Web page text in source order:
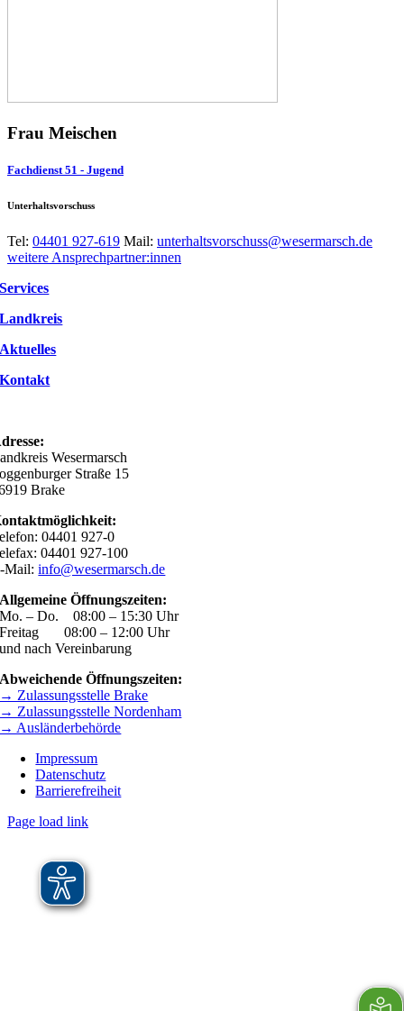
Frau Meischen
Fachdienst 51 - Jugend
Unterhaltsvorschuss
Tel: 04401 927-619 Mail: unterhaltsvorschuss@wesermarsch.de
weitere Ansprechpartner:innen
Services
Landkreis
Aktuelles
Kontakt
Wesermarsch
Straße 15
Brake
04401 927-0
04401 927-100
Mail:info@wesermarsch.de
Allgemeine Öffnungszeiten:
Mo. – Do. 08:00 – 15:30 Uhr
Freitag 08:00 – 12:00 Uhr
und nach Vereinbarung
Abweichende Öffnungszeiten:
→ Zulassungsstelle Brake
→ Zulassungsstelle Nordenham
→ Ausländerbehörde
Impressum
Datenschutz
Barrierefreiheit
Page load link